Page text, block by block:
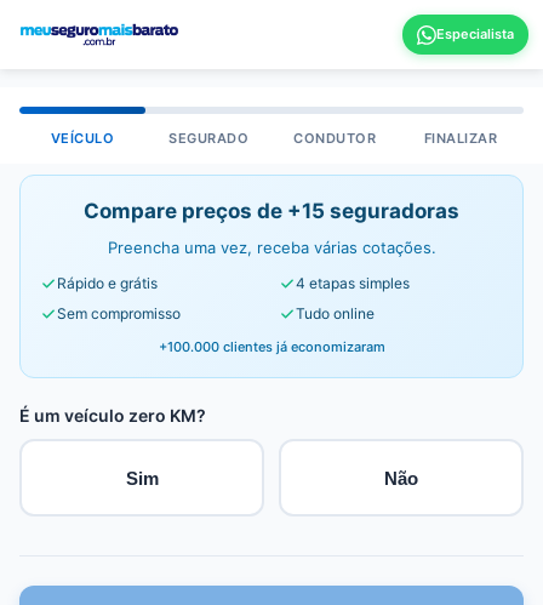
VEÍCULO SEGURADO CONDUTOR FINALIZAR
Compare preços de +15 seguradoras
Preencha uma vez, receba várias cotações.
Rápido e grátis
4 etapas simples
Sem compromisso
Tudo online
+100.000 clientes já economizaram
É um veículo zero KM?
Sim Não